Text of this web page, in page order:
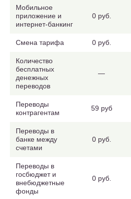
Мобильное
приложение и
интернет-банкинг
0 руб.
Смена тарифа 0 руб.
Количество
бесплатных
денежных
переводов
—
Переводы
контрагентам
59 руб
Переводы в
банке между
счетами
0 руб.
Переводы в
госбюджет и
внебюджетные
фонды
0 руб.